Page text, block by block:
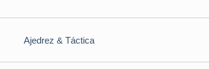
Ajedrez & Táctica